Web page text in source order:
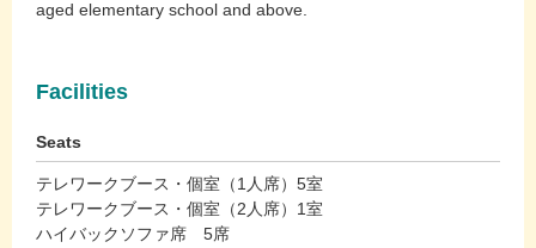
aged elementary school and above.
Facilities
Seats
テレワークブース・個室（1人席）5室
テレワークブース・個室（2人席）1室
ハイバックソファ席 5席